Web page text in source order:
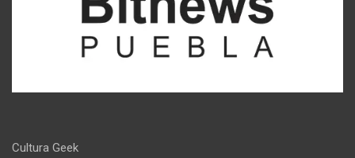
Cultura Geek